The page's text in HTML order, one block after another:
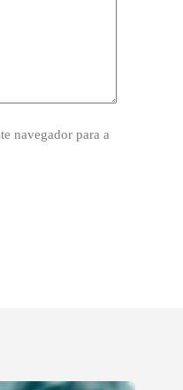
navegador para a